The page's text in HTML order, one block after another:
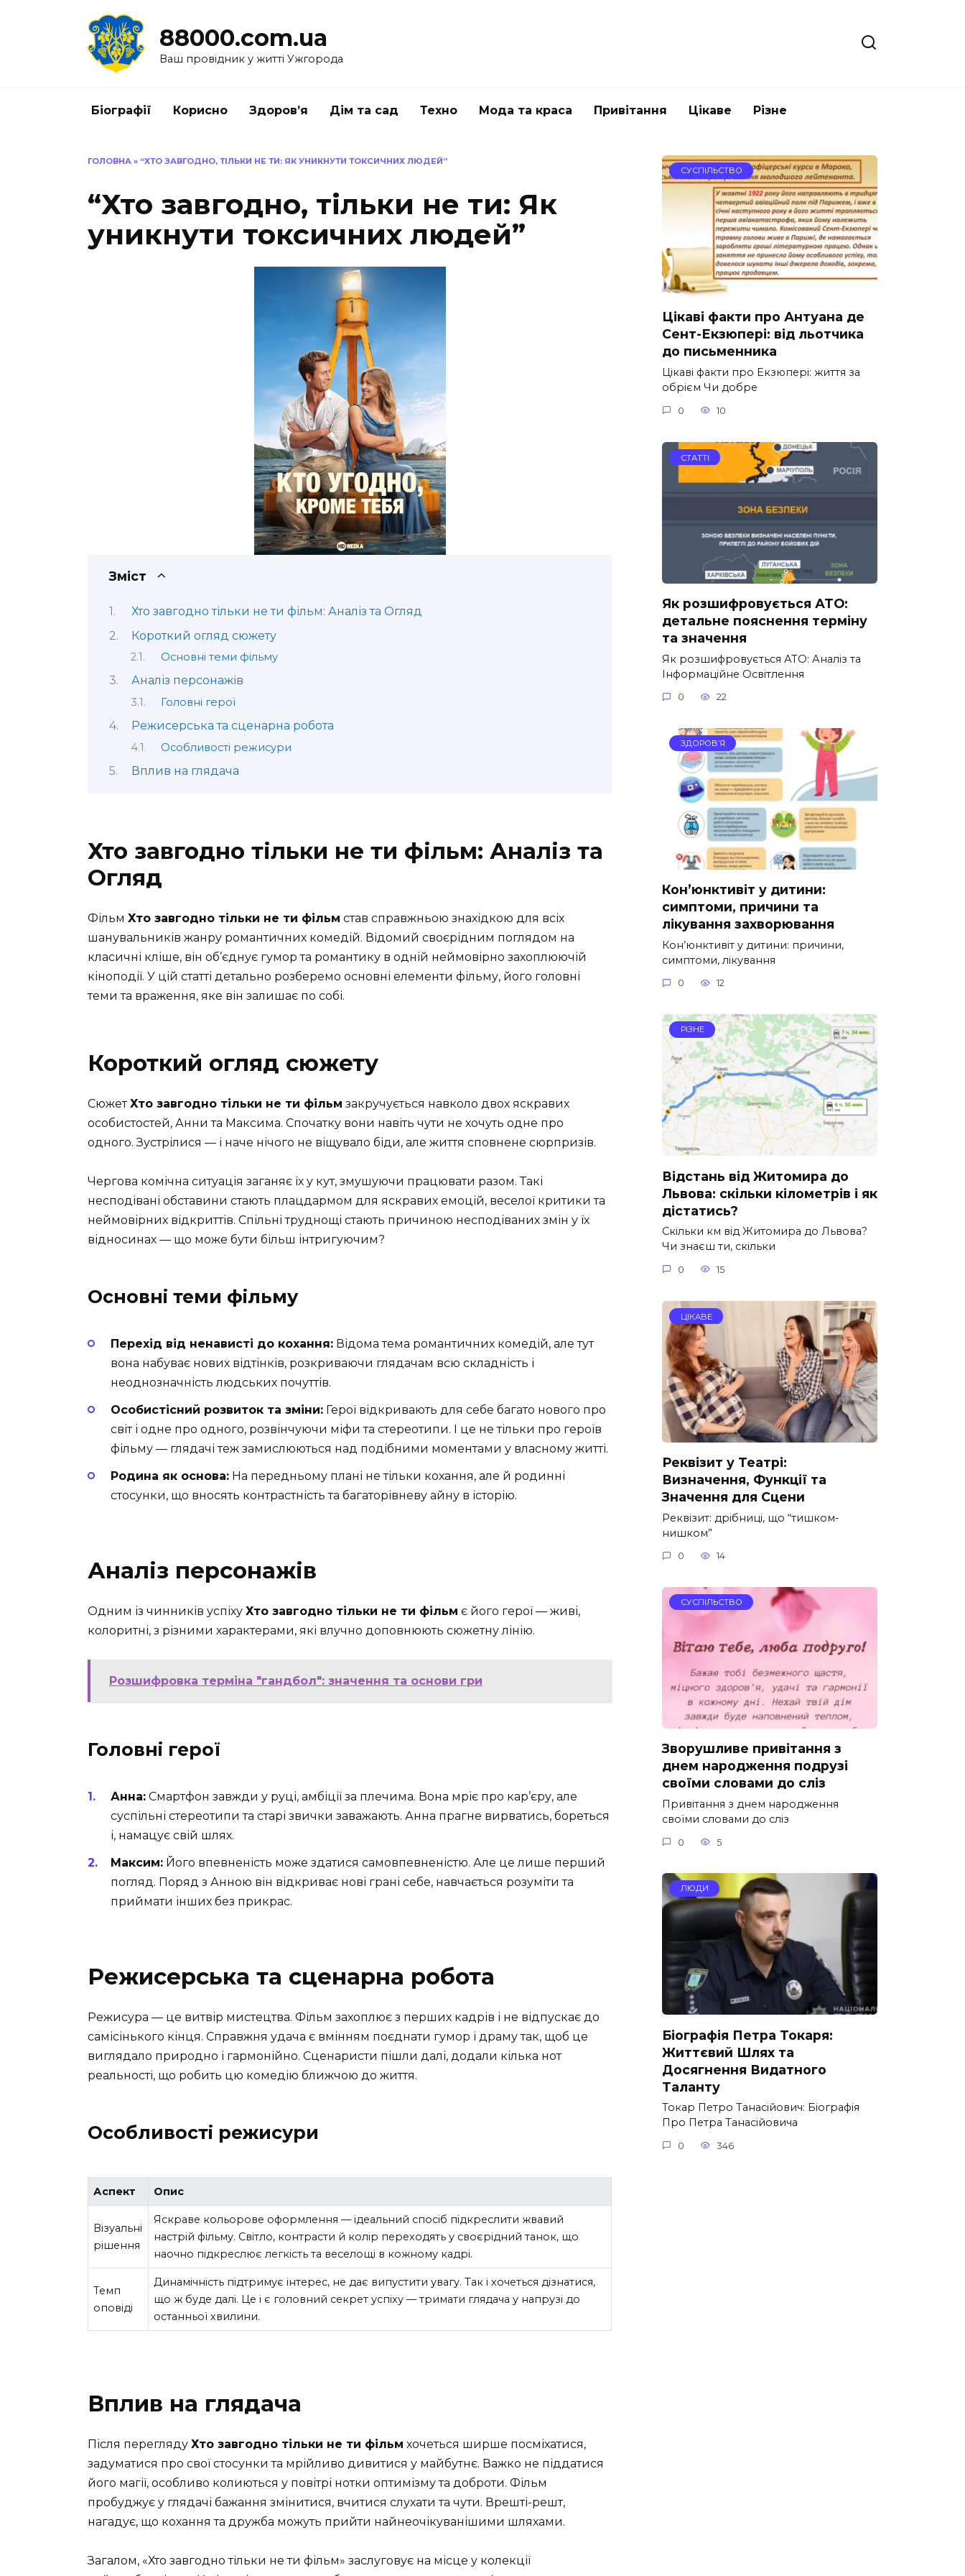
88000.com.ua
Ваш провідник у житті Ужгорода
Біографії Корисно Здоров’я Дім та сад Техно Мода та краса Привітання Цікаве Різне
ГОЛОВНА » “ХТО ЗАВГОДНО, ТІЛЬКИ НЕ ТИ: ЯК УНИКНУТИ ТОКСИЧНИХ ЛЮДЕЙ”
“Хто завгодно, тільки не ти: Як
уникнути токсичних людей”
Зміст
Хто завгодно тільки не ти фільм: Аналіз та Огляд
Короткий огляд сюжету
Основні теми фільму
Аналіз персонажів
Головні герої
Режисерська та сценарна робота
Особливості режисури
Вплив на глядача
Хто завгодно тільки не ти фільм: Аналіз та
Огляд
Фільм Хто завгодно тільки не ти фільм став справжньою знахідкою для всіх
шанувальників жанру романтичних комедій. Відомий своєрідним поглядом на
класичні кліше, він об’єднує гумор та романтику в одній неймовірно захоплюючій
кіноподії. У цій статті детально розберемо основні елементи фільму, його головні
теми та враження, яке він залишає по собі.
Короткий огляд сюжету
СюжетХто завгодно тільки не ти фільм закручується навколо двох яскравих
особистостей, Анни та Максима. Спочатку вони навіть чути не хочуть одне про
одного. Зустрілися — і наче нічого не віщувало біди, але життя сповнене сюрпризів.
Чергова комічна ситуація заганяє їх у кут, змушуючи працювати разом. Такі
несподівані обставини стають плацдармом для яскравих емоцій, веселої критики та
неймовірних відкриттів. Спільні труднощі стають причиною несподіваних змін у їх
відносинах — що може бути більш інтригуючим?
Основні теми фільму
Перехід від ненависті до кохання: Відома тема романтичних комедій, але тут
вона набуває нових відтінків, розкриваючи глядачам всю складність і
неоднозначність людських почуттів.
Особистісний розвиток та зміни: Герої відкривають для себе багато нового про
світ і одне про одного, розвінчуючи міфи та стереотипи. І це не тільки про героїв
фільму — глядачі теж замислюються над подібними моментами у власному житті.
Родина як основа: На передньому плані не тільки кохання, але й родинні
стосунки, що вносять контрастність та багаторівневу айну в історію.
Аналіз персонажів
Одним із чинників успіху Хто завгодно тільки не ти фільм є його герої — живі,
колоритні, з різними характерами, які влучно доповнюють сюжетну лінію.
Розшифровка терміна "гандбол": значення та основи гри
Головні герої
Анна: Смартфон завжди у руці, амбіції за плечима. Вона мріє про кар’єру, але
суспільні стереотипи та старі звички заважають. Анна прагне вирватись, бореться
і, намацує свій шлях.
Максим: Його впевненість може здатися самовпевненістю. Але це лише перший
погляд. Поряд з Анною він відкриває нові грані себе, навчається розуміти та
приймати інших без прикрас.
Режисерська та сценарна робота
Режисура — це витвір мистецтва. Фільм захоплює з перших кадрів і не відпускає до
самісінького кінця. Справжня удача є вмінням поєднати гумор і драму так, щоб це
виглядало природно і гармонійно. Сценаристи пішли далі, додали кілька нот
реальності, що робить цю комедію ближчою до життя.
Особливості режисури
Аспект Опис
Візуальні
рішення
Яскраве кольорове оформлення — ідеальний спосіб підкреслити жвавий
настрій фільму. Світло, контрасти й колір переходять у своєрідний танок, що
наочно підкреслює легкість та веселощі в кожному кадрі.
Темп
оповіді
Динамічність підтримує інтерес, не дає випустити увагу. Так і хочеться дізнатися,
що ж буде далі. Це і є головний секрет успіху — тримати глядача у напрузі до
останньої хвилини.
Вплив на глядача
Після перегляду Хто завгодно тільки не ти фільм хочеться ширше посміхатися,
задуматися про свої стосунки та мрійливо дивитися у майбутнє. Важко не піддатися
його магії, особливо колиються у повітрі нотки оптимізму та доброти. Фільм
пробуджує у глядачі бажання змінитися, вчитися слухати та чути. Врешті-решт,
нагадує, що кохання та дружба можуть прийти найнеочікуванішими шляхами.
Загалом, «Хто завгодно тільки не ти фільм» заслуговує на місце у колекції
СУСПІЛЬСТВО
Цікаві факти про Антуана де
Сент-Екзюпері: від льотчика
до письменника
Цікаві факти про Екзюпері: життя за
обрієм Чи добре
0 10
СТАТТІ
Як розшифровується АТО:
детальне пояснення терміну
та значення
Як розшифровується АТО: Аналіз та
Інформаційне Освітлення
0 22
ЗДОРОВ’Я
Кон’юнктивіт у дитини:
симптоми, причини та
лікування захворювання
Кон’юнктивіт у дитини: причини,
симптоми, лікування
0 12
РІЗНЕ
Відстань від Житомира до
Львова: скільки кілометрів і як
дістатись?
Скільки км від Житомира до Львова?
Чи знаєш ти, скільки
0 15
ЦІКАВЕ
Реквізит у Театрі:
Визначення, Функції та
Значення для Сцени
Реквізит: дрібниці, що “тишком-
нишком”
0 14
СУСПІЛЬСТВО
Зворушливе привітання з
днем народження подрузі
своїми словами до сліз
Привітання з днем народження
своїми словами до сліз
0 5
ЛЮДИ
Біографія Петра Токаря:
Життєвий Шлях та
Досягнення Видатного
Таланту
Токар Петро Танасійович: Біографія
Про Петра Танасійовича
0 346